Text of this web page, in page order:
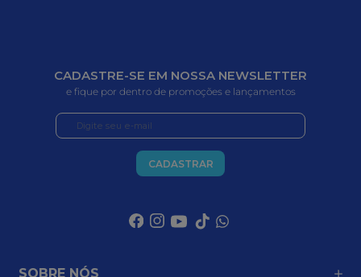
CADASTRE-SE EM NOSSA NEWSLETTER
e fique por dentro de promoções e lançamentos
CADASTRAR
SOBRE NÓS